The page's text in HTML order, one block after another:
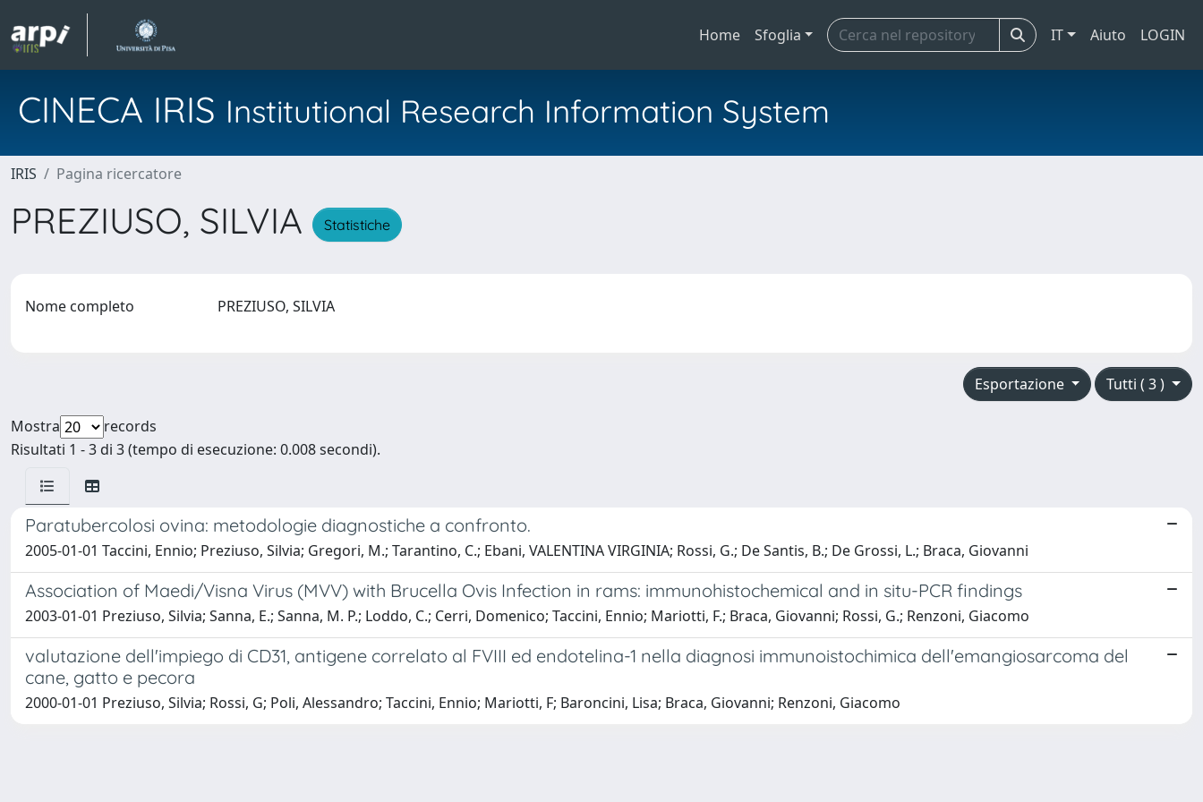
Home Sfoglia IT Aiuto LOGIN
CINECA IRIS Institutional Research Information System
IRIS Pagina ricercatore
PREZIUSO, SILVIA Statistiche
Nome completo PREZIUSO, SILVIA
Tutti ( 3 )
Esportazione
Mostra
records
Risultati 1 - 3 di 3 (tempo di esecuzione: 0.008 secondi).
Paratubercolosi ovina: metodologie diagnostiche a confronto.
2005-01-01 Taccini, Ennio; Preziuso, Silvia; Gregori, M.; Tarantino, C.; Ebani, VALENTINA VIRGINIA; Rossi, G.; De Santis, B.; De Grossi, L.; Braca, Giovanni
Association of Maedi/Visna Virus (MVV) with Brucella Ovis Infection in rams: immunohistochemical and in situ-PCR findings
2003-01-01 Preziuso, Silvia; Sanna, E.; Sanna, M. P.; Loddo, C.; Cerri, Domenico; Taccini, Ennio; Mariotti, F.; Braca, Giovanni; Rossi, G.; Renzoni, Giacomo
valutazione dell'impiego di CD31, antigene correlato al FVIII ed endotelina-1 nella diagnosi immunoistochimica dell'emangiosarcoma del
cane, gatto e pecora
2000-01-01 Preziuso, Silvia; Rossi, G; Poli, Alessandro; Taccini, Ennio; Mariotti, F; Baroncini, Lisa; Braca, Giovanni; Renzoni, Giacomo